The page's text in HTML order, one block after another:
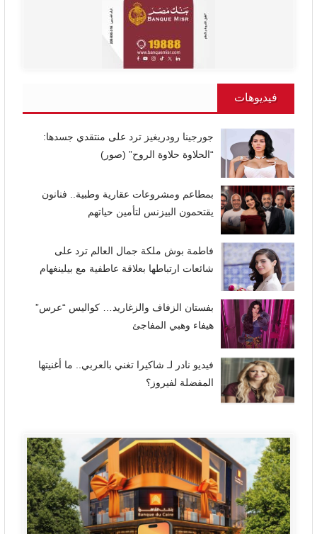
فيديوهات
جورجينا رودريغيز ترد على منتقدي جسدها:
“الحلاوة حلاوة الروح” (صور)
بمطاعم ومشروعات عقارية وطبية.. فنانون
يقتحمون البيزنس لتأمين حياتهم
فاطمة بوش ملكة جمال العالم ترد على
شائعات ارتباطها بعلاقة عاطفية مع بيلينغهام
بفستان الزفاف والزغاريد… كواليس “عرس”
هيفاء وهبي المفاجئ
فيديو نادر لـ شاكيرا تغني بالعربي.. ما أغنيتها
المفضلة لفيروز؟